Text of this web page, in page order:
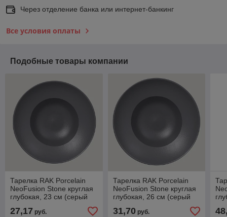
Через отделение банка или интернет-банкинг
Все условия оплаты
Подобные товары компании
Тарелка RAK Porcelain
NeoFusion Stone круглая
глубокая, 23 см (серый
27,17 руб.
Тарелка RAK Porcelain
NeoFusion Stone круглая
глубокая, 26 см (серый
31,70руб.